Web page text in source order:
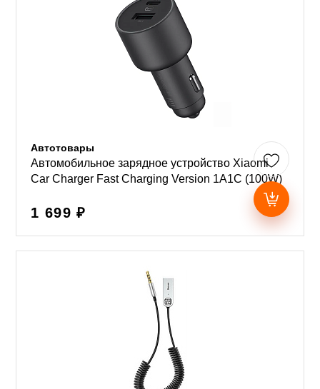
Автотовары
Автомобильное зарядное устройство Xiaomi
Car Charger Fast Charging Version 1A1C (100W)
1 699 ₽